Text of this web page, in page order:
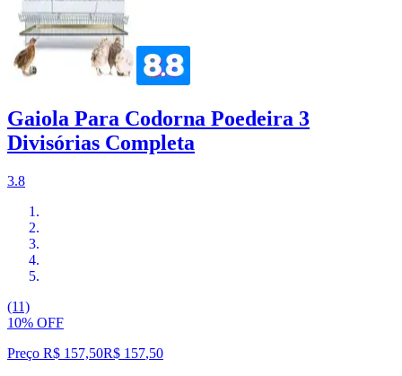
Gaiola Para Codorna Poedeira 3
Divisórias Completa
3.8
(11)
10% OFF
Preço R$ 157,50R$ 157,50